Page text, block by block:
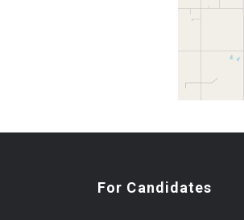
For Candidates